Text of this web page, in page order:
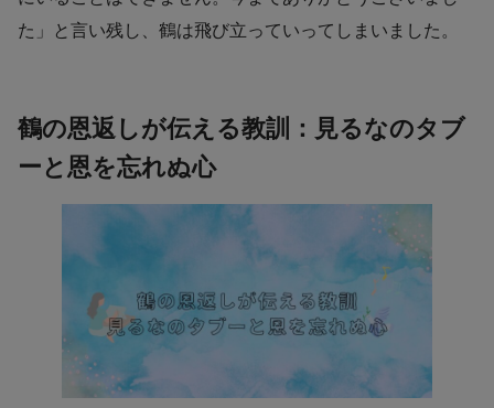
た」と言い残し、鶴は飛び立っていってしまいました。
鶴の恩返しが伝える教訓：見るなのタブ
ーと恩を忘れぬ心